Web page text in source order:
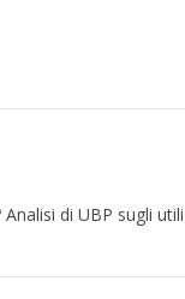
di UBP sugli utili